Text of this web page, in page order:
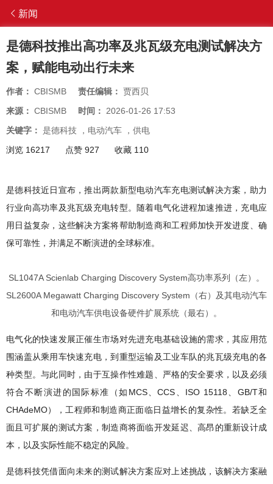
新闻
是德科技推出高功率及兆瓦级充电测试解决方
案，赋能电动出行未来
作者： CBISMB 责任编辑： 贾西贝
来源： CBISMB 时间： 2026-01-26 17:53
关键字： 是德科技 ， 电动汽车 ， 供电
浏览 16217
点赞 927 收藏 110
是德科技近日宣布，推出两款新型电动汽车充电测试解决方案，助力
行业向高功率及兆瓦级充电转型。随着电气化进程加速推进，充电应
用日益复杂，这些解决方案将帮助制造商和工程师加快开发进度、确
保可靠性，并满足不断演进的全球标准。
SL1047A Scienlab Charging Discovery System高功率系列（左）。
SL2600A Megawatt Charging Discovery System （右）及其电动汽车
和电动汽车供电设备硬件扩展系统（最右）。
电气化的快速发展正催生市场对先进充电基础设施的需求，其应用范
围涵盖从乘用车快速充电，到重型运输及工业车队的兆瓦级充电的各
种类型。与此同时，由于互操作性难题、严格的安全要求，以及必须
符合不断演进的国际标准（如 MCS、CCS 、 ISO 15118 、 GB/T和
CHAdeMO），工程师和制造商正面临日益增长的复杂性。若缺乏全
面且可扩展的测试方案，制造商将面临开发延迟、高昂的重新设计成
本，以及实际性能不稳定的风险。
是德科技凭借面向未来的测试解决方案应对上述挑战，该解决方案融